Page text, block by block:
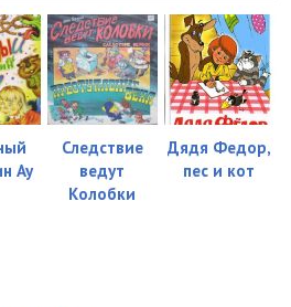
телефон 09:25
08:39
10:40
Ау
Следствие
ведут
Колобки
Дядя Федор,
пес и кот